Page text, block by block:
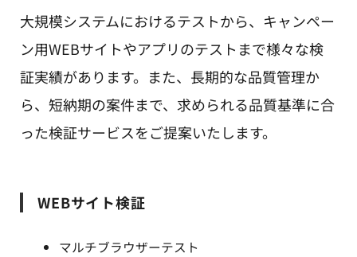
大規模システムにおけるテストから、キャンペー
ン用WEBサイトやアプリのテストまで様々な検
証実績があります。また、長期的な品質管理か
ら、短納期の案件まで、求められる品質基準に合
った検証サービスをご提案いたします。
WEBサイト検証
マルチブラウザーテスト